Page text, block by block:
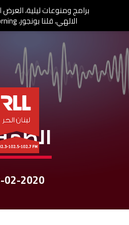
نشرات الأخبار
02-2020
برامج ومنوعات ليلية، العرض
الالهي، قلنا بونجور، RLL Morning